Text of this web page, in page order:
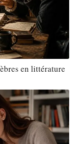
en littérature